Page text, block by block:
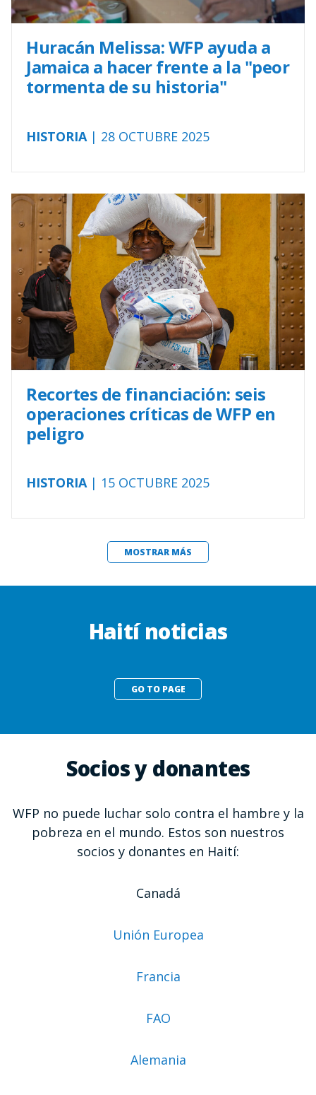
Huracán Melissa: WFP ayuda a
Jamaica a hacer frente a la "peor
tormenta de su historia"
HISTORIA | 28 OCTUBRE 2025
Recortes de financiación: seis
operaciones críticas de WFP en
peligro
HISTORIA| 15 OCTUBRE 2025
MOSTRAR MÁS
Haití noticias
GO TO PAGE
Socios y donantes
WFP no puede luchar solo contra el hambre y la
pobreza en el mundo. Estos son nuestros
socios y donantes en Haití:
Canadá
Unión Europea
Francia
FAO
Alemania